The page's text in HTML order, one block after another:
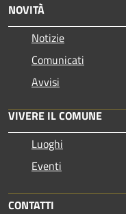
NOVITÀ
Notizie
Comunicati
Avvisi
VIVERE IL COMUNE
Luoghi
Eventi
CONTATTI